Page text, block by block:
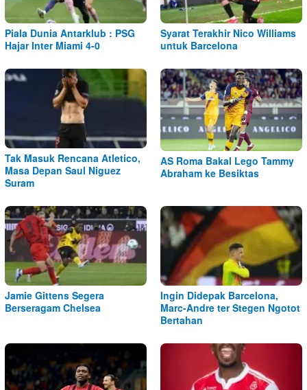
Piala Dunia Antarklub : PSG
Hajar Inter Miami 4-0
Syarat Terakhir Nico Williams
untuk Barcelona
Tak Masuk Rencana Atletico,
Masa Depan Saul Niguez
Suram
AS Roma Bakal Lego Tammy
Abraham ke Besiktas
Jamie Gittens Segera
Berseragam Chelsea
Ingin Didepak Barcelona,
Marc-Andre ter Stegen Ngotot
Bertahan